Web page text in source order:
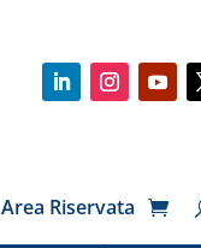
Area Riservata